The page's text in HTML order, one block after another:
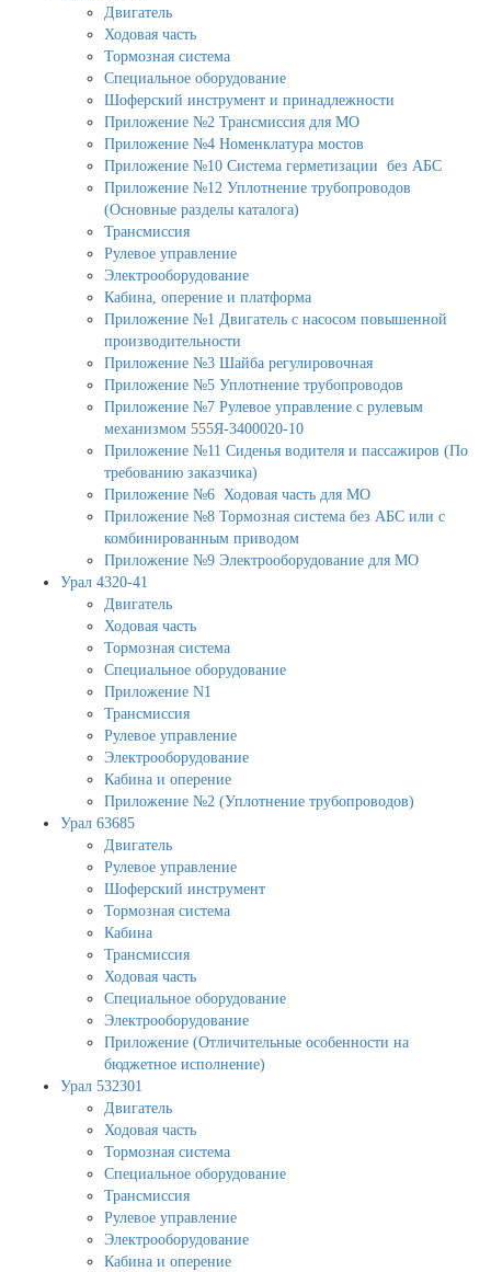
Двигатель
Ходовая часть
Тормозная система
Специальное оборудование
Шоферский инструмент и принадлежности
Приложение №2 Трансмиссия для МО
Приложение №4 Номенклатура мостов
Приложение №10 Система герметизации без АБС
Приложение №12 Уплотнение трубопроводов
(Основные разделы каталога)
Трансмиссия
Рулевое управление
Электрооборудование
Кабина, оперение и платформа
Приложение №1 Двигатель с насосом повышенной
производительности
Приложение №3 Шайба регулировочная
Приложение №5 Уплотнение трубопроводов
Приложение №7 Рулевое управление с рулевым
механизмом 555Я-3400020-10
Приложение №11 Сиденья водителя и пассажиров (По
требованию заказчика)
Приложение №6 Ходовая часть для МО
Приложение №8 Тормозная система без АБС или с
комбинированным приводом
Приложение №9 Электрооборудование для МО
Урал 4320-41
Двигатель
Ходовая часть
Тормозная система
Специальное оборудование
Приложение N1
Трансмиссия
Рулевое управление
Электрооборудование
Кабина и оперение
Приложение №2 (Уплотнение трубопроводов)
Урал 63685
Двигатель
Рулевое управление
Шоферский инструмент
Тормозная система
Кабина
Трансмиссия
Ходовая часть
Специальное оборудование
Электрооборудование
Приложение (Отличительные особенности на
бюджетное исполнение)
Урал 532301
Двигатель
Ходовая часть
Тормозная система
Специальное оборудование
Трансмиссия
Рулевое управление
Электрооборудование
Кабина и оперение